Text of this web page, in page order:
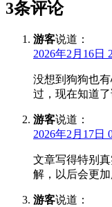
3条评论
游客说道：
2026年2月16日
没想到狗狗也
过，现在知道了
游客说道：
2026年2月17日
文章写得特别
解，以后会更加
游客说道：